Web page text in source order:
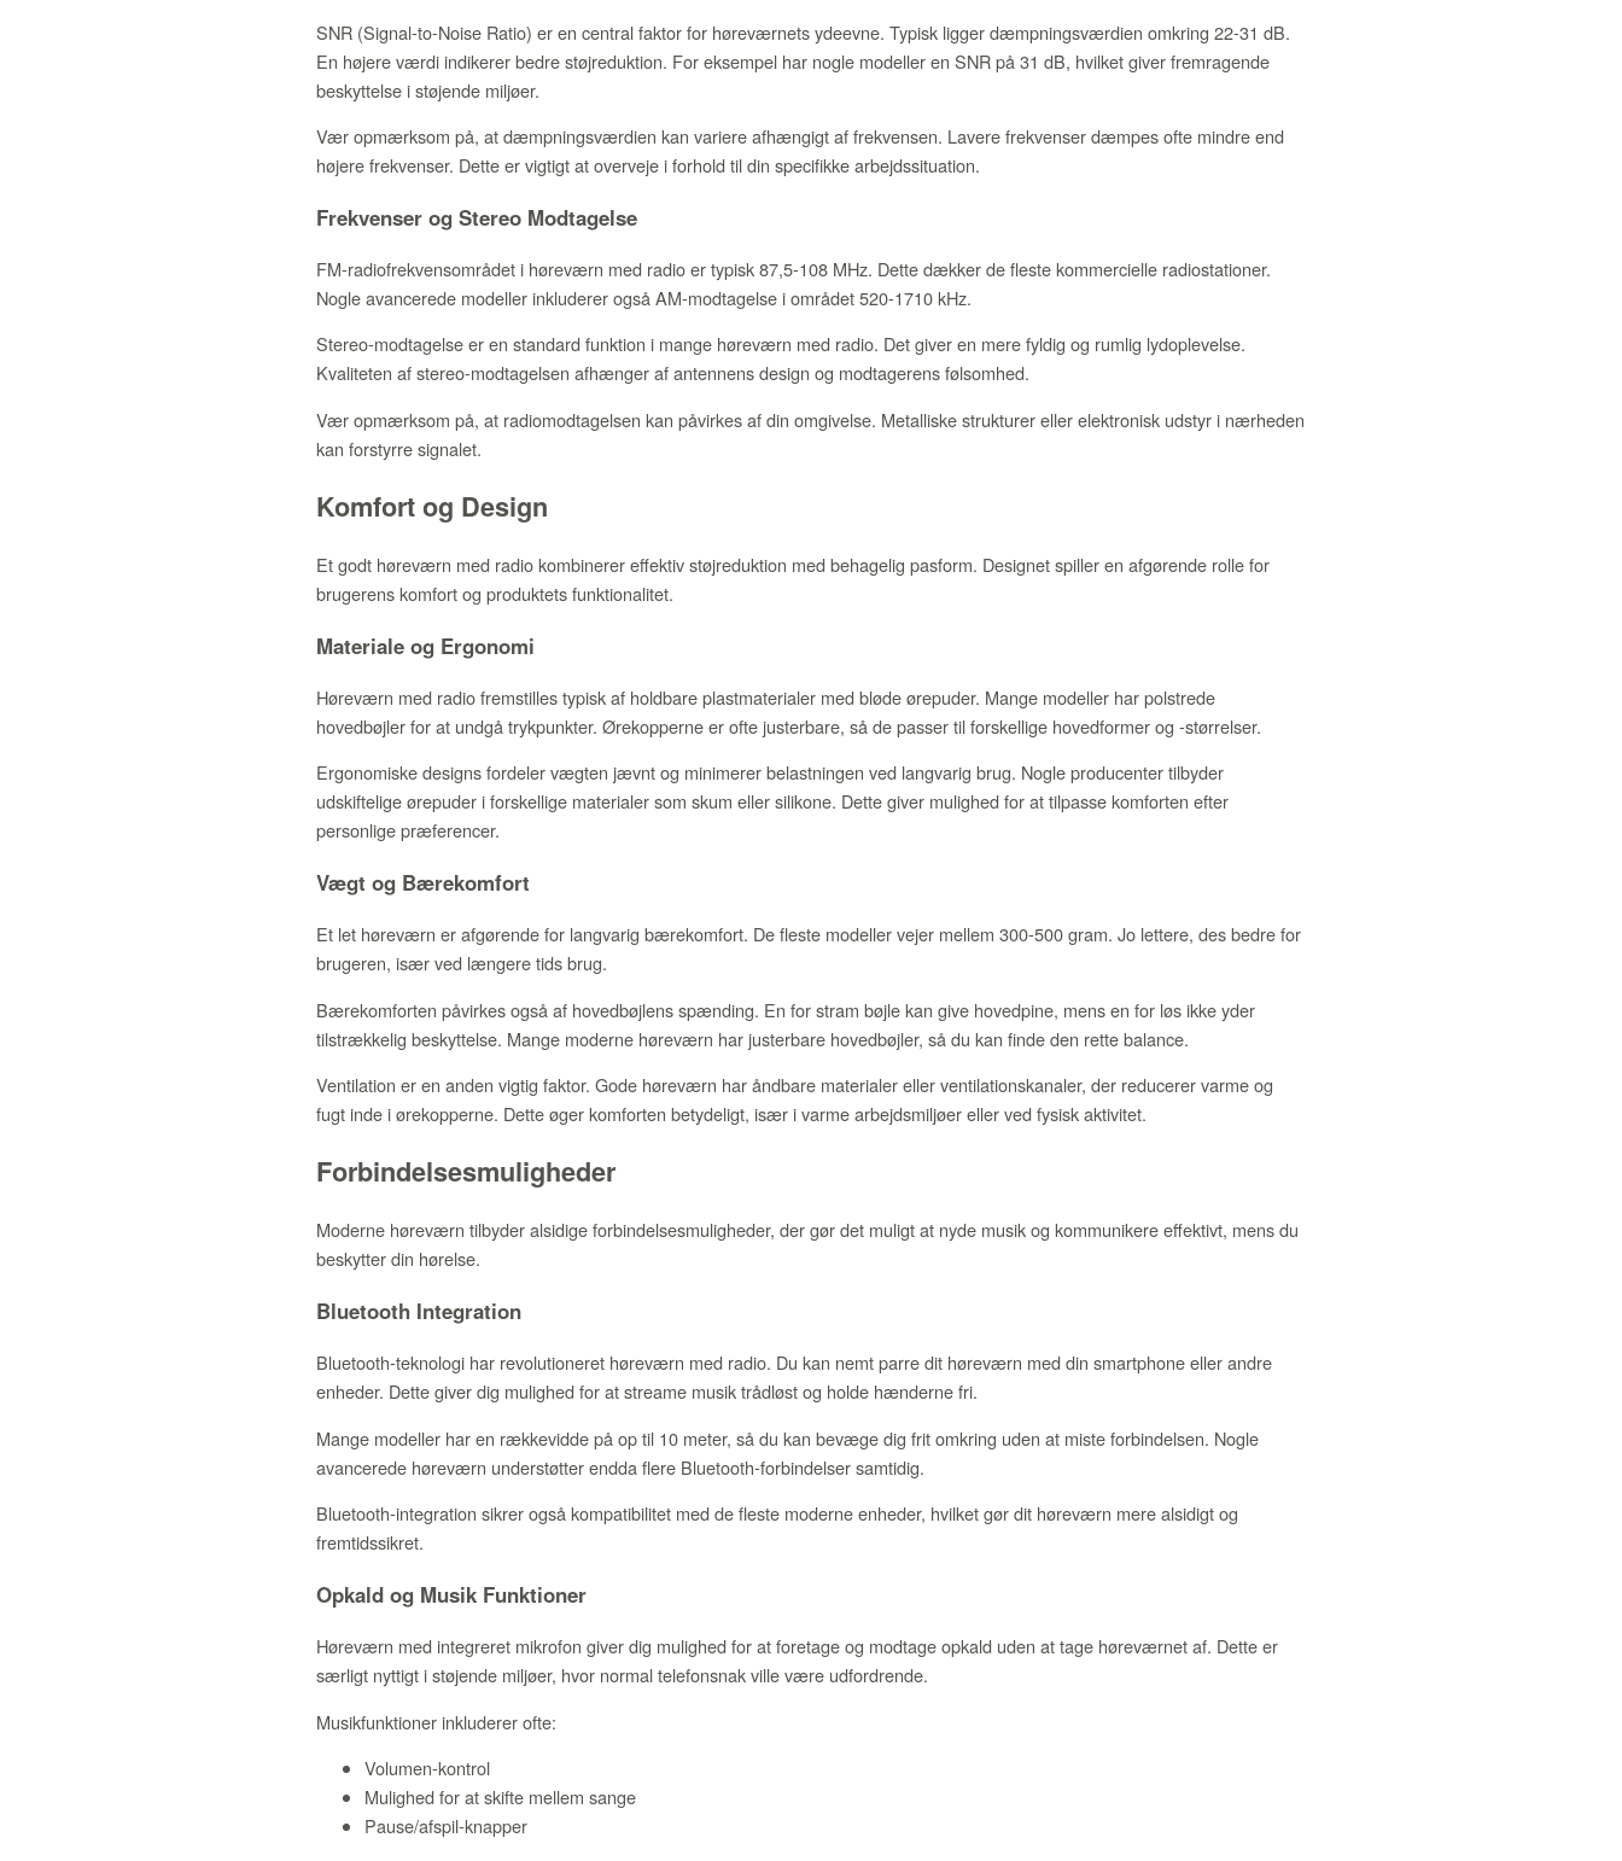
SNR (Signal-to-Noise Ratio) er en central faktor for høreværnets ydeevne. Typisk ligger dæmpningsværdien omkring 22-31 dB.
En højere værdi indikerer bedre støjreduktion. For eksempel har nogle modeller en SNR på 31 dB, hvilket giver fremragende
beskyttelse i støjende miljøer.
Vær opmærksom på, at dæmpningsværdien kan variere afhængigt af frekvensen. Lavere frekvenser dæmpes ofte mindre end
højere frekvenser. Dette er vigtigt at overveje i forhold til din specifikke arbejdssituation.
Frekvenser og Stereo Modtagelse
FM-radiofrekvensområdet i høreværn med radio er typisk 87,5-108 MHz. Dette dækker de fleste kommercielle radiostationer.
Nogle avancerede modeller inkluderer også AM-modtagelse i området 520-1710 kHz.
Stereo-modtagelse er en standard funktion i mange høreværn med radio. Det giver en mere fyldig og rumlig lydoplevelse.
Kvaliteten af stereo-modtagelsen afhænger af antennens design og modtagerens følsomhed.
Vær opmærksom på, at radiomodtagelsen kan påvirkes af din omgivelse. Metalliske strukturer eller elektronisk udstyr i nærheden
kan forstyrre signalet.
Komfort og Design
Et godt høreværn med radio kombinerer effektiv støjreduktion med behagelig pasform. Designet spiller en afgørende rolle for
brugerens komfort og produktets funktionalitet.
Materiale og Ergonomi
Høreværn med radio fremstilles typisk af holdbare plastmaterialer med bløde ørepuder. Mange modeller har polstrede
hovedbøjler for at undgå trykpunkter. Ørekopperne er ofte justerbare, så de passer til forskellige hovedformer og -størrelser.
Ergonomiske designs fordeler vægten jævnt og minimerer belastningen ved langvarig brug. Nogle producenter tilbyder
udskiftelige ørepuder i forskellige materialer som skum eller silikone. Dette giver mulighed for at tilpasse komforten efter
personlige præferencer.
Vægt og Bærekomfort
Et let høreværn er afgørende for langvarig bærekomfort. De fleste modeller vejer mellem 300-500 gram. Jo lettere, des bedre for
brugeren, især ved længere tids brug.
Bærekomforten påvirkes også af hovedbøjlens spænding. En for stram bøjle kan give hovedpine, mens en for løs ikke yder
tilstrækkelig beskyttelse. Mange moderne høreværn har justerbare hovedbøjler, så du kan finde den rette balance.
Ventilation er en anden vigtig faktor. Gode høreværn har åndbare materialer eller ventilationskanaler, der reducerer varme og
fugt inde i ørekopperne. Dette øger komforten betydeligt, især i varme arbejdsmiljøer eller ved fysisk aktivitet.
Forbindelsesmuligheder
Moderne høreværn tilbyder alsidige forbindelsesmuligheder, der gør det muligt at nyde musik og kommunikere effektivt, mens du
beskytter din hørelse.
Bluetooth Integration
Bluetooth-teknologi har revolutioneret høreværn med radio. Du kan nemt parre dit høreværn med din smartphone eller andre
enheder. Dette giver dig mulighed for at streame musik trådløst og holde hænderne fri.
Mange modeller har en rækkevidde på op til 10 meter, så du kan bevæge dig frit omkring uden at miste forbindelsen. Nogle
avancerede høreværn understøtter endda flere Bluetooth-forbindelser samtidig.
Bluetooth-integration sikrer også kompatibilitet med de fleste moderne enheder, hvilket gør dit høreværn mere alsidigt og
fremtidssikret.
Opkald og Musik Funktioner
Høreværn med integreret mikrofon giver dig mulighed for at foretage og modtage opkald uden at tage høreværnet af. Dette er
særligt nyttigt i støjende miljøer, hvor normal telefonsnak ville være udfordrende.
Musikfunktioner inkluderer ofte:
Volumen-kontrol
Mulighed for at skifte mellem sange
Pause/afspil-knapper